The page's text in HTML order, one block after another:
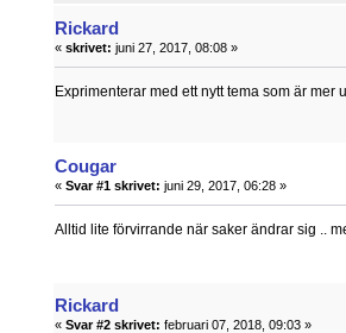
Rickard
« skrivet: juni 27, 2017, 08:08 »
Exprimenterar med ett nytt tema som är mer
Cougar
« Svar #1 skrivet: juni 29, 2017, 06:28 »
Alltid lite förvirrande när saker ändrar sig ..
Rickard
« Svar #2 skrivet: februari 07, 2018, 09:03 »